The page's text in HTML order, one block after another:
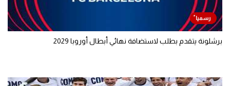
برشلونة يتقدم بطلب لاستضافة نهائي أبطال أوروبا 2029